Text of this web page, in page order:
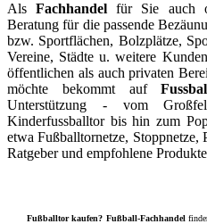
AlsFachhandel für Sie auch
Beratung für die passende
bzw. Sportflächen, Bolzplätze,
Vereine, Städte u. weitere
öffentlichen als auch privaten
möchte bekommt auf
Unterstützung - vom
Kinderfussballtor bis hin zum
etwa Fußballtornetze,
Ratgeber und empfohlene
Fußballtor kaufen? Fußball-Fachhandel